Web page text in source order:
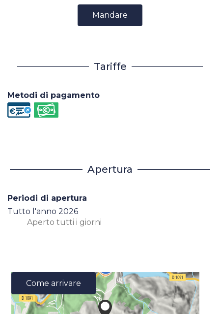
Mandare
Tariffe
Metodi di pagamento
Apertura
Periodi di apertura
Tutto l'anno 2026
Aperto tutti i giorni
Come arrivare